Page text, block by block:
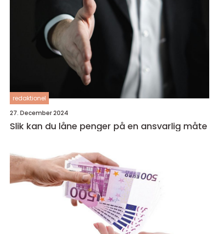
redaktionel
27. December 2024
Slik kan du låne penger på en ansvarlig måte